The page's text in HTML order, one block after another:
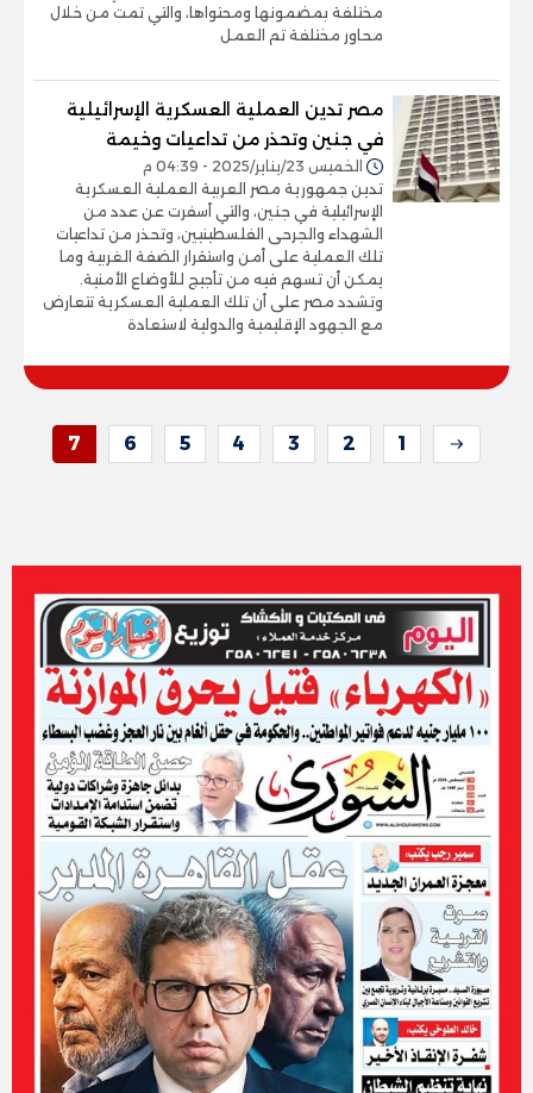
مختلفة بمضمونها ومحتواها، والتي تمت من خلال
محاور مختلفة تم العمل
مصر تدين العملية العسكرية الإسرائيلية
في جنين وتحذر من تداعيات وخيمة
الخميس 23/يناير/2025 - 04:39 م
تدين جمهورية مصر العربية العملية العسكرية
الإسرائيلية في جنين، والتي أسفرت عن عدد من
الشهداء والجرحى الفلسطينيين، وتحذر من تداعيات
تلك العملية على أمن واستقرار الضفة الغربية وما
يمكن أن تسهم فيه من تأجيج للأوضاع الأمنية.
وتشدد مصر على أن تلك العملية العسكرية تتعارض
مع الجهود الإقليمية والدولية لاستعادة
1
2
3
4
5
6
7